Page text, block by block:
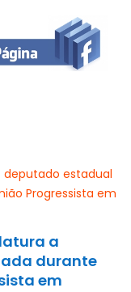
a
durante
em